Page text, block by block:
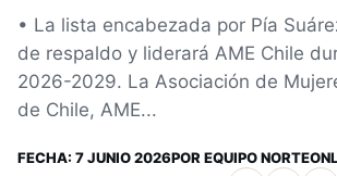
• La lista encabezada por Pía
de respaldo y liderará AME Chile
2026-2029. La Asociación de
de Chile, AME...
FECHA: 7 JUNIO 2026POR EQUIPO